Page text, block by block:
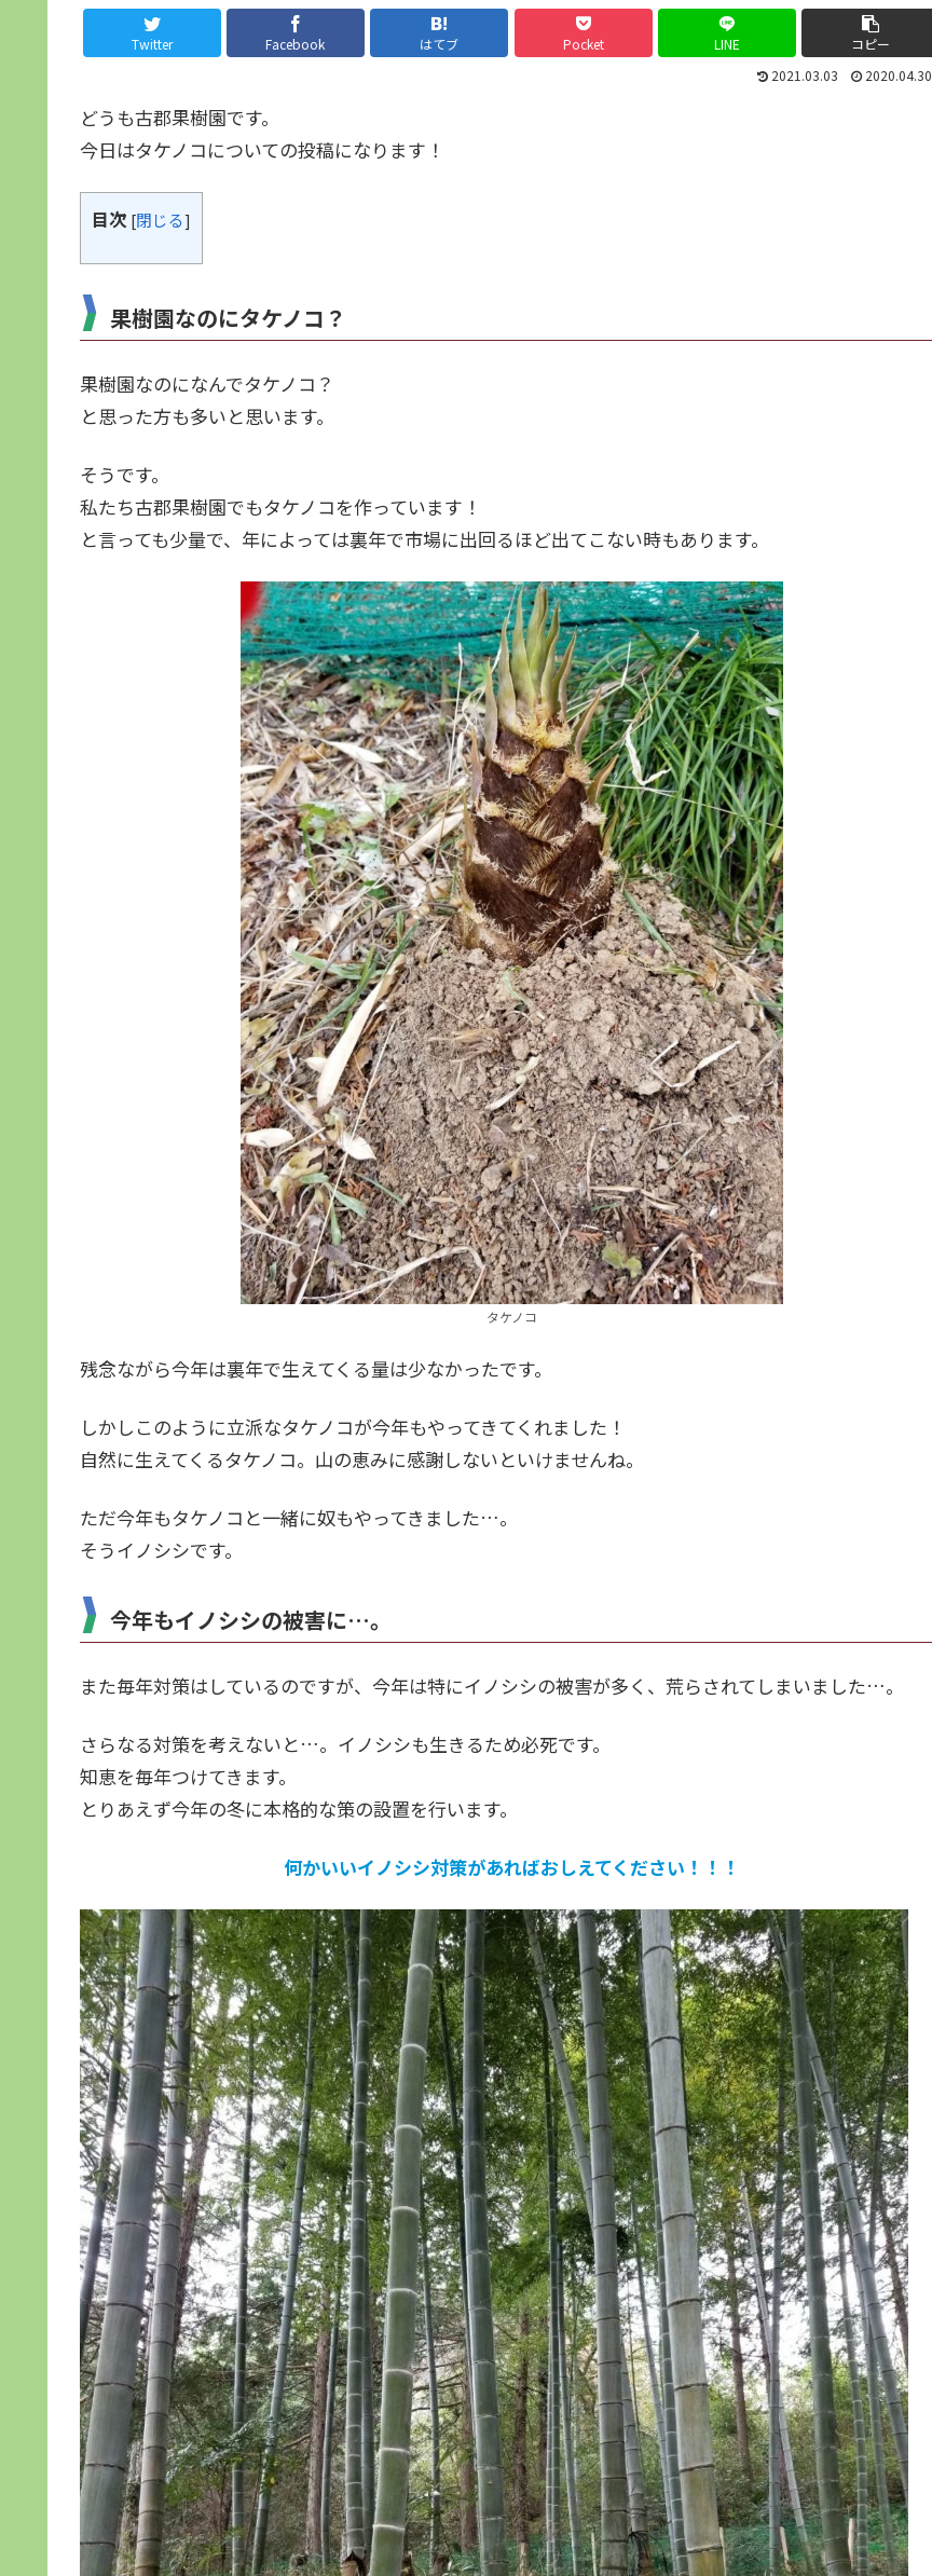
Twitter Facebook はてブ Pocket LINE
コピー
2021.03.03
2020.04.30
どうも古郡果樹園です。
今日はタケノコについての投稿になります！
目次 [閉じる]
果樹園なのにタケノコ？
果樹園なのになんでタケノコ？
と思った方も多いと思います。
そうです。
私たち古郡果樹園でもタケノコを作っています！
と言っても少量で、年によっては裏年で市場に出回るほど出てこない時もあります。
タケノコ
残念ながら今年は裏年で生えてくる量は少なかったです。
しかしこのように立派なタケノコが今年もやってきてくれました！
自然に生えてくるタケノコ。山の恵みに感謝しないといけませんね。
ただ今年もタケノコと一緒に奴もやってきました…。
そうイノシシです。
今年もイノシシの被害に…。
また毎年対策はしているのですが、今年は特にイノシシの被害が多く、荒らされてしまいました…。
さらなる対策を考えないと…。イノシシも生きるため必死です。
知恵を毎年つけてきます。
とりあえず今年の冬に本格的な策の設置を行います。
何かいいイノシシ対策があればおしえてください！！！